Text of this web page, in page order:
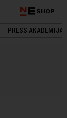
SHOP
PRESS AKADEMIJA